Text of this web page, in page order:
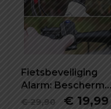
Fietsbeveiliging
Alarm: Bescherm
je fiets tegen
€29,90 € 19,99